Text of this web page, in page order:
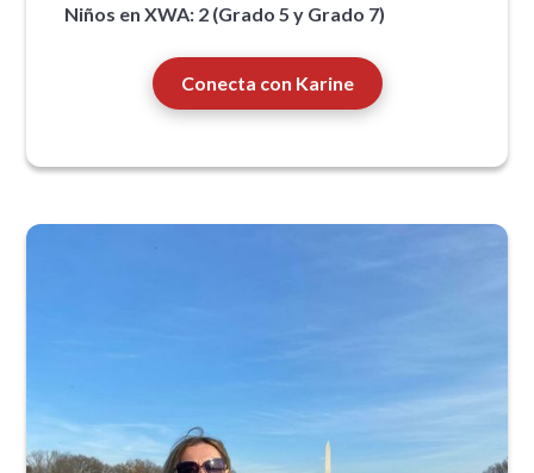
Niños en XWA: 2 (Grado 5 y Grado 7)
Conecta con Karine